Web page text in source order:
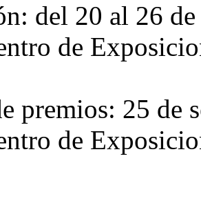
del 20 al 26 de
de
premios: 25 de
de